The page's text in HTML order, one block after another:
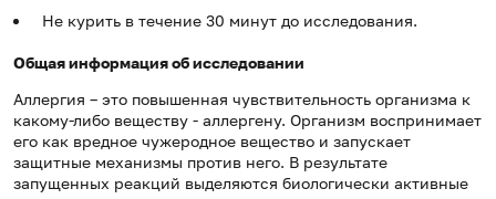
Не курить в течение 30 минут до исследования.
Общая информация об исследовании
Аллергия – это повышенная чувствительность организма к
какому-либо веществу - аллергену. Организм воспринимает
его как вредное чужеродное вещество и запускает
защитные механизмы против него. В результате
запущенных реакций выделяются биологически активные